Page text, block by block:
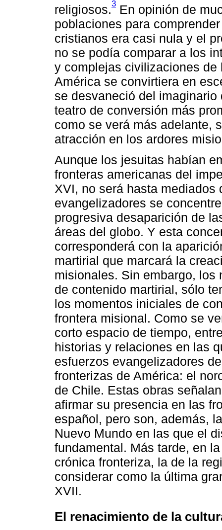
religiosos.3 En opinión de
poblaciones para
cristianos era casi nula y el
no se podía comparar a los
y complejas civilizaciones
América se convirtiera en
se desvaneció del
teatro de conversión más
como se verá más adelante,
atracción en los ardores
Aunque los jesuitas habían
fronteras americanas del
XVI, no será hasta
evangelizadores se
progresiva desaparición de
áreas del globo. Y esta
corresponderá con la
martirial que marcará la
misionales. Sin embargo, los
de contenido martirial, sólo
los momentos iniciales de
frontera misional. Como se
corto espacio de tiempo,
historias y relaciones en las
esfuerzos evangelizadores
fronterizas de América: el
de Chile. Estas obras
afirmar su presencia en las
español, pero son, además,
Nuevo Mundo en las que el
fundamental. Más tarde, en
crónica fronteriza, la de la
considerar como la última
XVII.
El renacimiento de la